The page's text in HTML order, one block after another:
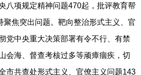
八项规定精神问题470起，批评教育帮
聚焦突出问题。靶向整治形式主义、官
党中央重大决策部署有令不行、有禁
会海、督查考核过多等顽瘴痼疾，切
市共查处形式主义、官僚主义问题143